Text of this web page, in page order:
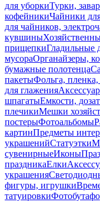
для уборкиТурки,
кофейникиЧайники
для чайников,
кувшины
прищепкиГладильные
мусораОрганайзеры,
бумажные полотенца
пакетыФольга,
для глажения
шпагатыЕмкости,
плечикиМешки
постерыФотоальбомы
картинПредметы
украшенийСтатуэтки
сувенирныеИконы
праздникаЕлки
украшения
фигуры, игрушки
татуировки